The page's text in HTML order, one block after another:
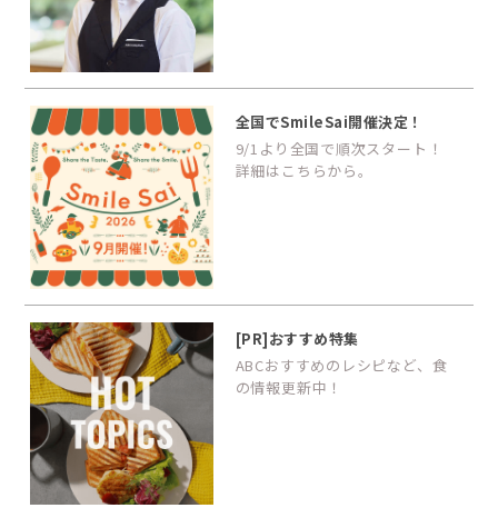
全国でSmileSai開催決定！
9/1より全国で順次スタート！
詳細はこちらから。
[PR]おすすめ特集
ABCおすすめのレシピなど、食
の情報更新中！